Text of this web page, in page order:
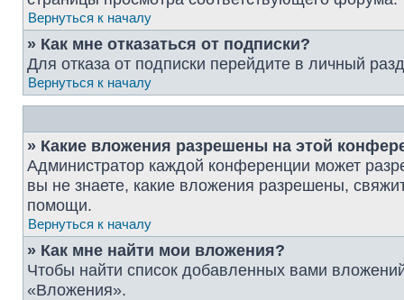
Вернуться к началу
» Как мне отказаться от подписки?
Для отказа от подписки перейдите в личный
Вернуться к началу
» Какие вложения разрешены на этой
Администратор каждой конференции может
вы не знаете, какие вложения разрешены,
помощи.
Вернуться к началу
» Как мне найти мои вложения?
Чтобы найти список добавленных вами
«Вложения».